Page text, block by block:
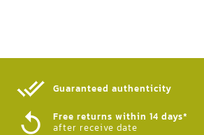
Guaranteed authenticity​
Free returns within 14 days*
after receive date